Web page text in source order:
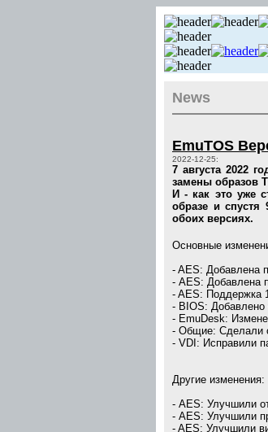
News
EmuTOS
2022-12-25:
7 августа 2022
замены образов
И - как это уже
образе и спустя
обоих версиях.
Основные
- AES: Добавлена
- AES: Добавлена
- AES: Поддержка
- BIOS: Добавлено
- EmuDesk:
- Общие: Сделали
- VDI: Исправили
Другие изменения:
- AES: Улучшили
- AES: Улучшили
- AES: Улучшили